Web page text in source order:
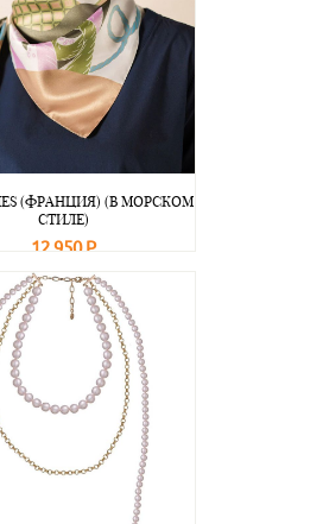
(ФРАНЦИЯ) (В МОРСКОМ
СТИЛЕ)
12 950 Р
Подробнее